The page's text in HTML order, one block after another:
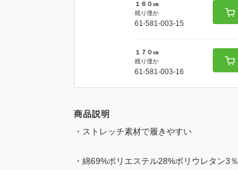
１６０㎝
残り僅か
61-581-003-15
１７０㎝
残り僅か
61-581-003-16
商品説明
・ストレッチ素材で履きやすい
・綿69%ポリエステル28%ポリウレタン3％